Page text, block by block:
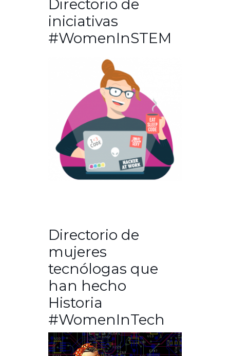
Directorio de
iniciativas
#WomenInSTEM
Directorio de
mujeres
tecnólogas que
han hecho
Historia
#WomenInTech